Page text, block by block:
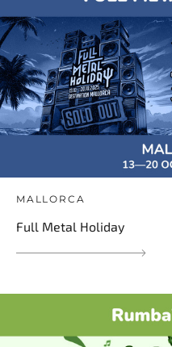
MALLORCA
Full Metal Holiday